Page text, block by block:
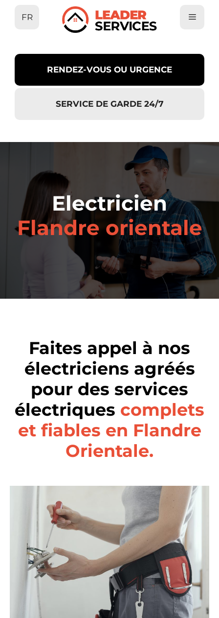
FR
RENDEZ-VOUS OU URGENCE
SERVICE DE GARDE 24/7
Electricien
Flandre orientale
Faites appel à nos
électriciens agréés
pour des services
électriques complets
et fiables en Flandre
Orientale.